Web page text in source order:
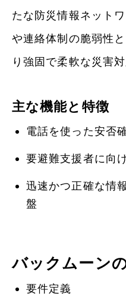
たな防災情報ネット
や連絡体制の脆弱性
り強固で柔軟な災害
主な機能と特徴
電話を使った安否
要避難支援者に向
迅速かつ正確な情
盤
バックムーン
要件定義